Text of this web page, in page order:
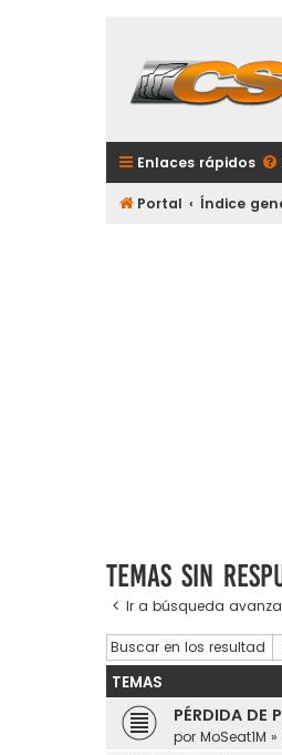
Enlaces rápidos
Portal Índice
Temas sin
Ir a búsqueda
TEMAS
PÉRDIDA DE
por MoSeat1M »